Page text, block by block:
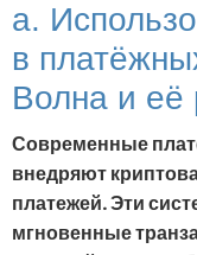
a.
в
Волна и её
Современные
внедряют
платежей. Эти
мгновенные